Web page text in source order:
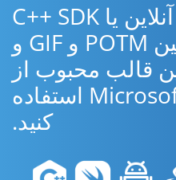
از برنامه رایگان آنلاین یا C++ SDK
برای تبدیل بین POTM و GIF و
قالب محبوب از
PowerPoint استفاده
کنید.